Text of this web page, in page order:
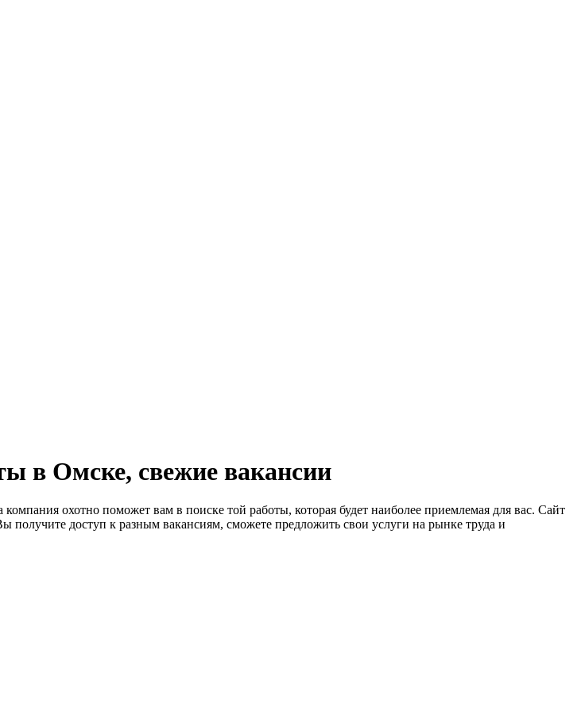
в Омске, свежие вакансии
охотно поможет вам в поиске той работы, которая будет наиболее приемлемая для вас. Сайт
доступ к разным вакансиям, сможете предложить свои услуги на рынке труда и